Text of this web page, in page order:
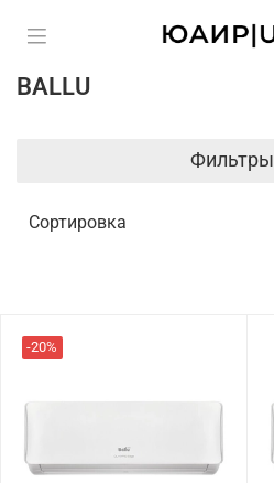
BALLU
Фильтры
-20%